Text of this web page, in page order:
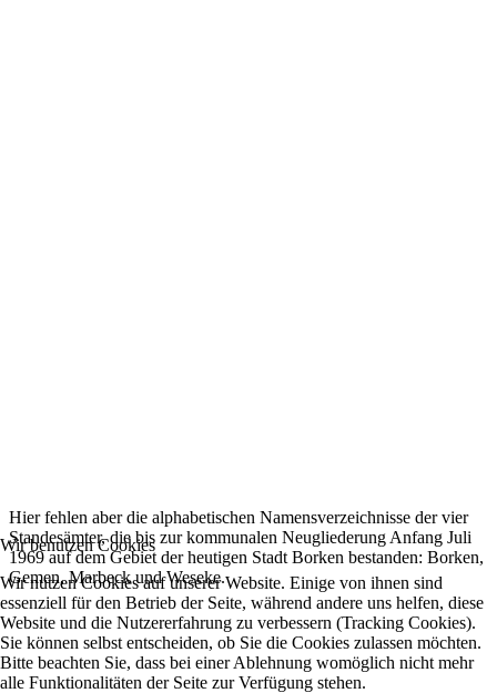
Hier fehlen aber die alphabetischen Namensverzeichnisse der vier
Standesämter, die bis zur kommunalen Neugliederung Anfang Juli
1969 auf dem Gebiet der heutigen Stadt Borken bestanden: Borken,
Gemen, Marbeck und Weseke.
Wir benutzen Cookies
Wir nutzen Cookies auf unserer Website. Einige von ihnen sind
essenziell für den Betrieb der Seite, während andere uns helfen, diese
Website und die Nutzererfahrung zu verbessern (Tracking Cookies).
Sie können selbst entscheiden, ob Sie die Cookies zulassen möchten.
Bitte beachten Sie, dass bei einer Ablehnung womöglich nicht mehr
alle Funktionalitäten der Seite zur Verfügung stehen.